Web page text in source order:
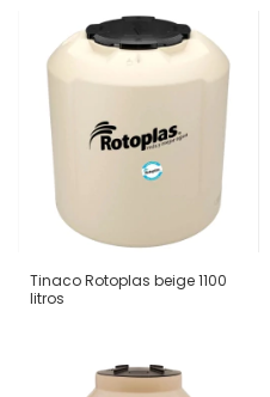
Tinaco Rotoplas beige 1100
litros